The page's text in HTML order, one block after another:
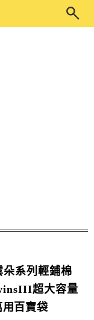
系列輕鋪棉
超大容量
百寶袋